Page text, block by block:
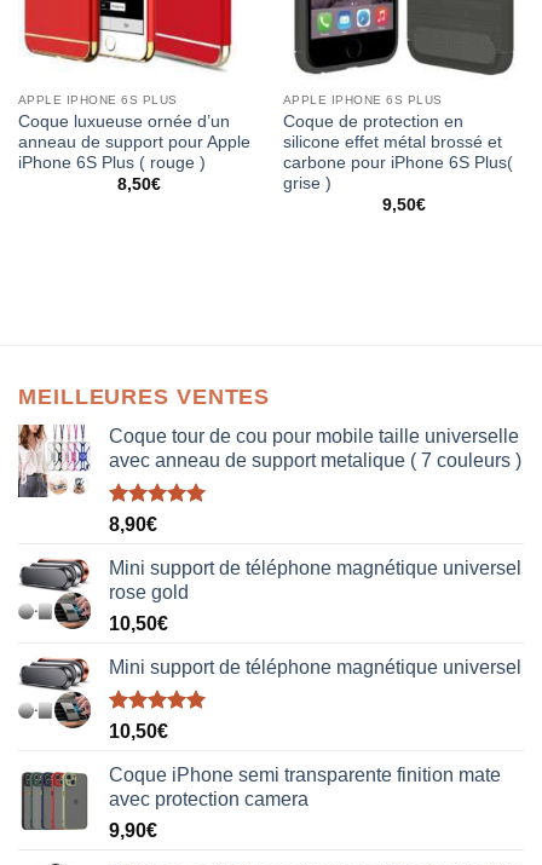
APPLE IPHONE 6S PLUS
Coque luxueuse ornée d’un
anneau de support pour Apple
iPhone 6S Plus ( rouge )
8,50€
APPLE IPHONE 6S PLUS
Coque de protection en
silicone effet métal brossé et
carbone pour iPhone 6S Plus(
grise )
9,50€
MEILLEURES VENTES
Coque tour de cou pour mobile taille universelle
avec anneau de support metalique ( 7 couleurs )
Note5.00
sur 5
8,90€
Mini support de téléphone magnétique universel
rose gold
10,50€
Mini support de téléphone magnétique universel
Note5.00
sur 5
10,50€
Coque iPhone semi transparente finition mate
avec protection camera
9,90€